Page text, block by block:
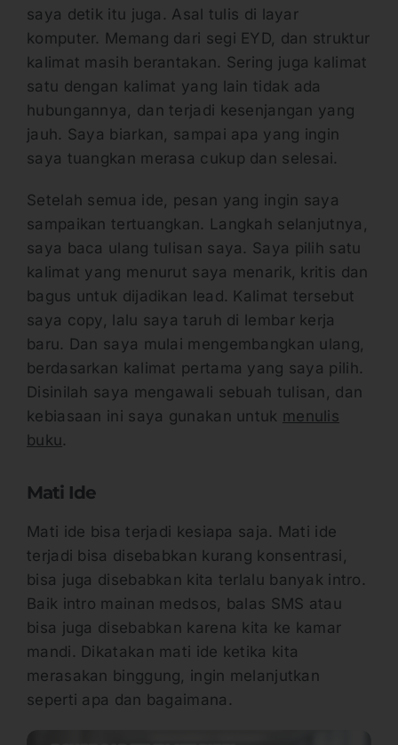
saya detik itu juga. Asal tulis di layar
komputer. Memang dari segi EYD, dan struktur
kalimat masih berantakan. Sering juga kalimat
satu dengan kalimat yang lain tidak ada
hubungannya, dan terjadi kesenjangan yang
jauh. Saya biarkan, sampai apa yang ingin
saya tuangkan merasa cukup dan selesai.
Setelah semua ide, pesan yang ingin saya
sampaikan tertuangkan. Langkah selanjutnya,
saya baca ulang tulisan saya. Saya pilih satu
kalimat yang menurut saya menarik, kritis dan
bagus untuk dijadikan lead. Kalimat tersebut
saya copy, lalu saya taruh di lembar kerja
baru. Dan saya mulai mengembangkan ulang,
berdasarkan kalimat pertama yang saya pilih.
Disinilah saya mengawali sebuah tulisan, dan
kebiasaan ini saya gunakan untuk menulis
buku.
Mati Ide
Mati ide bisa terjadi kesiapa saja. Mati ide
terjadi bisa disebabkan kurang konsentrasi,
bisa juga disebabkan kita terlalu banyak intro.
Baik intro mainan medsos, balas SMS atau
bisa juga disebabkan karena kita ke kamar
mandi. Dikatakan mati ide ketika kita
merasakan binggung, ingin melanjutkan
seperti apa dan bagaimana.